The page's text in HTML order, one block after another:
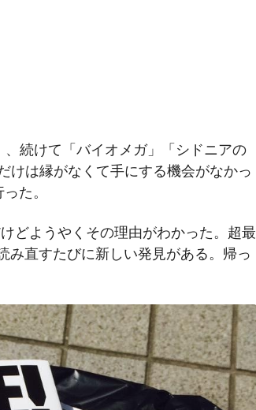
続けて「バイオメガ」「シドニアの
けは縁がなくて手にする機会がなかっ
た。
どようやくその理由がわかった。超最
み直すたびに新しい発見がある。帰っ